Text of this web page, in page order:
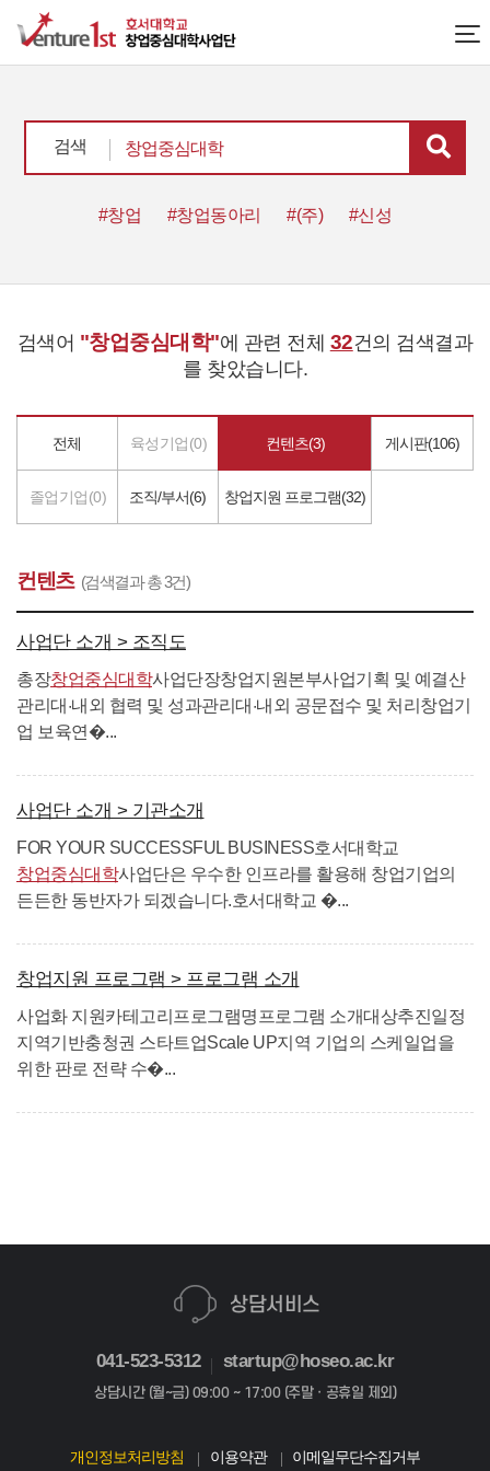
검색
#창업 #창업동아리 #(주) #신성
검색어 "창업중심대학"에 관련 전체 32건의 검색결과
를 찾았습니다.
전체 육성기업(0) 컨텐츠(3) 게시판(106)
졸업기업(0) 조직/부서(6) 창업지원 프로그램(32)
컨텐츠 (검색결과 총 3건)
사업단 소개 > 조직도
총장창업중심대학사업단장창업지원본부사업기획 및 예결산
관리대·내외 협력 및 성과관리대·내외 공문접수 및 처리창업기
업 보육연�...
사업단 소개 > 기관소개
FOR YOUR SUCCESSFUL BUSINESS호서대학교
창업중심대학사업단은 우수한 인프라를 활용해 창업기업의
든든한 동반자가 되겠습니다.호서대학교 �...
창업지원 프로그램 > 프로그램 소개
사업화 지원카테고리프로그램명프로그램 소개대상추진일정
지역기반충청권 스타트업Scale UP지역 기업의 스케일업을
위한 판로 전략 수�...
개인정보처리방침 이용약관 이메일무단수집거부
상담서비스
041-523-5312 startup@hoseo.ac.kr
상담시간 (월~금) 09:00 ~ 17:00 (주말ㆍ공휴일 제외)